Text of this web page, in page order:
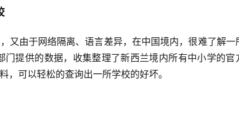
又由于网络隔离、语言差异，在中国境内，很难了解一
提供的数据，收集整理了新西兰境内所有中小学的官
，可以轻松的查询出一所学校的好坏。